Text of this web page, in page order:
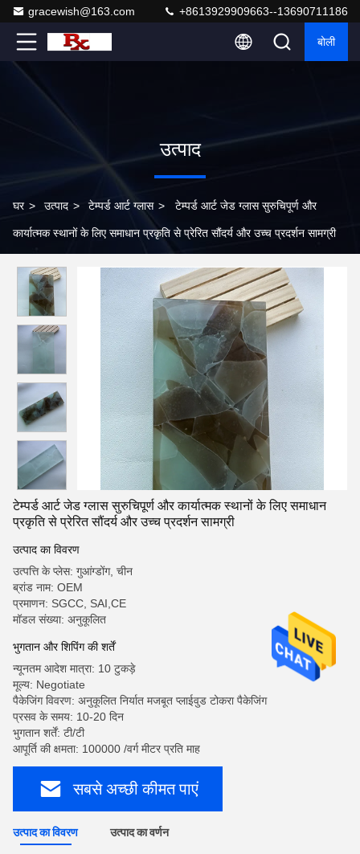
gracewish@163.com +8613929909663--13690711186
बोली
उत्पाद
घर > उत्पाद > टेम्पर्ड आर्ट ग्लास > टेम्पर्ड आर्ट जेड ग्लास सुरुचिपूर्ण और
कार्यात्मक स्थानों के लिए समाधान प्रकृति से प्रेरित सौंदर्य और उच्च प्रदर्शन सामग्री
टेम्पर्ड आर्ट जेड ग्लास सुरुचिपूर्ण और कार्यात्मक स्थानों के लिए समाधान
प्रकृति से प्रेरित सौंदर्य और उच्च प्रदर्शन सामग्री
उत्पाद का विवरण
उत्पत्ति के प्लेस: गुआंग्डोंग, चीन
ब्रांड नाम: OEM
प्रमाणन: SGCC, SAI,CE
मॉडल संख्या: अनुकूलित
भुगतान और शिपिंग की शर्तें
न्यूनतम आदेश मात्रा: 10 टुकड़े
मूल्य: Negotiate
पैकेजिंग विवरण: अनुकूलित निर्यात मजबूत प्लाईवुड टोकरा पैकेजिंग
प्रसव के समय: 10-20 दिन
भुगतान शर्तें: टी/टी
आपूर्ति की क्षमता: 100000 /वर्ग मीटर प्रति माह
सबसे अच्छी कीमत पाएं
उत्पाद का विवरण उत्पाद का वर्णन